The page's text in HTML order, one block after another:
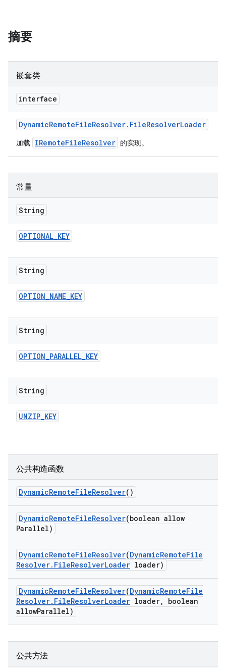
摘要
嵌套类
interface
DynamicRemoteFileResolver. FileResolverLoader
加载 IRemoteFileResolver 的实现。
常量
String
OPTIONAL_KEY
String
OPTION_NAME_KEY
String
OPTION_PARALLEL_KEY
String
UNZIP_KEY
公共构造函数
DynamicRemoteFileResolver()
DynamicRemoteFileResolver(boolean allow
Parallel)
DynamicRemoteFileResolver(DynamicRemoteFile
Resolver. FileResolverLoader loader)
DynamicRemoteFileResolver(DynamicRemoteFile
Resolver. FileResolverLoader loader,
boolean
allowParallel)
公共方法